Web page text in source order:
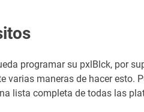
programar su pxlBlck, por
varias maneras de hacer esto.
lista completa de todas las